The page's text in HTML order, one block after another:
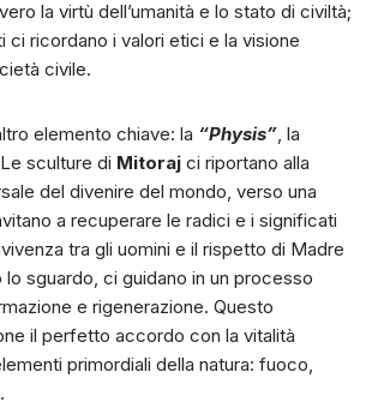
la virtù dell’umanità e lo stato di civiltà;
ci ricordano i valori etici e la visione
civile.
elemento chiave: la “Physis” , la
sculture di Mitoraj ci riportano alla
del divenire del mondo, verso una
a recuperare le radici e i significati
tra gli uomini e il rispetto di Madre
lo sguardo, ci guidano in un processo
e rigenerazione. Questo
il perfetto accordo con la vitalità
primordiali della natura: fuoco,